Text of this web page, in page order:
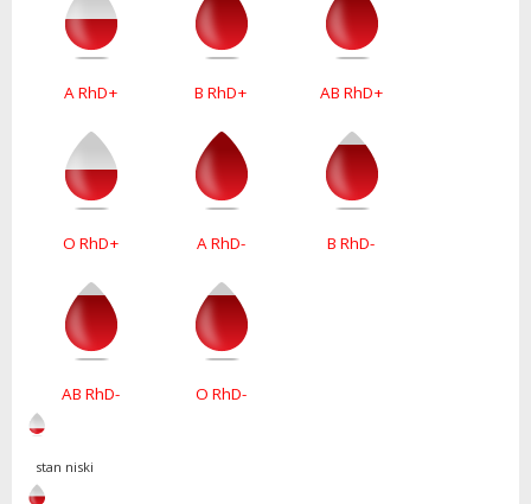
A RhD+ B RhD+ AB RhD+
O RhD+ A RhD- B RhD-
AB RhD- O RhD-
stan niski